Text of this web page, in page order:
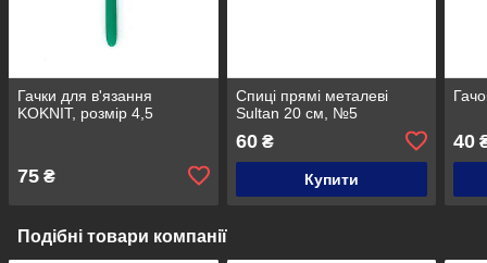
Гачки для в'язання
KOKNIT, розмір 4,5
75 ₴
Спиці прямі металеві
Sultan 20 см, №5
60₴
Купити
40
Подібні товари компанії